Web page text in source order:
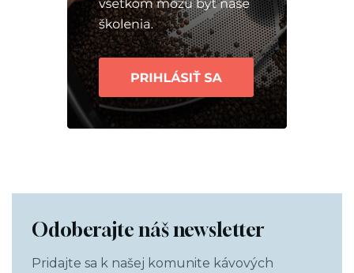
Odoberajte náš newsletter
Pridajte sa k našej komunite kávových